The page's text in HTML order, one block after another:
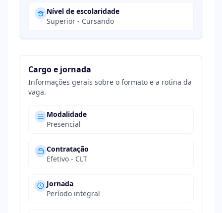
Nível de escolaridade
Superior - Cursando
Cargo e jornada
Informações gerais sobre o formato e a rotina da
vaga.
Modalidade
Presencial
Contratação
Efetivo - CLT
Jornada
Período integral